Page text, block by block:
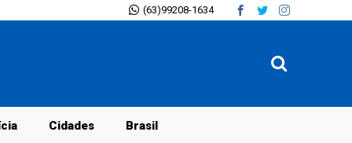
(63)99208-1634
Cidades Brasil